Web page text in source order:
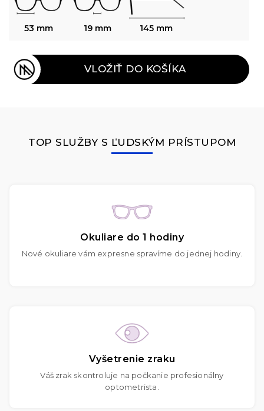
53 mm 19 mm 145 mm
VLOŽIŤ DO KOŠÍKA
TOP SLUŽBY S ĽUDSKÝM PRÍSTUPOM
Okuliare do 1 hodiny
Nové okuliare vám expresne spravíme do jednej hodiny.
Vyšetrenie zraku
Váš zrak skontroluje na počkanie profesionálny
optometrista.